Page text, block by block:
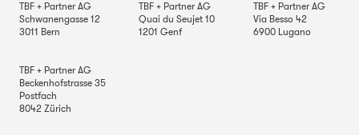
TBF + Partner AG
Schwanengasse 12
3011 Bern
TBF + Partner AG
Quai du Seujet 10
1201 Genf
TBF + Partner AG
Via Besso 42
6900 Lugano
TBF + Partner AG
Beckenhofstrasse 35
Postfach
8042 Zürich